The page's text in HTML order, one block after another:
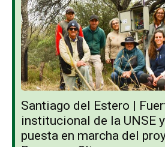
Santiago del Estero |
institucional de la UNSE
puesta en marcha del